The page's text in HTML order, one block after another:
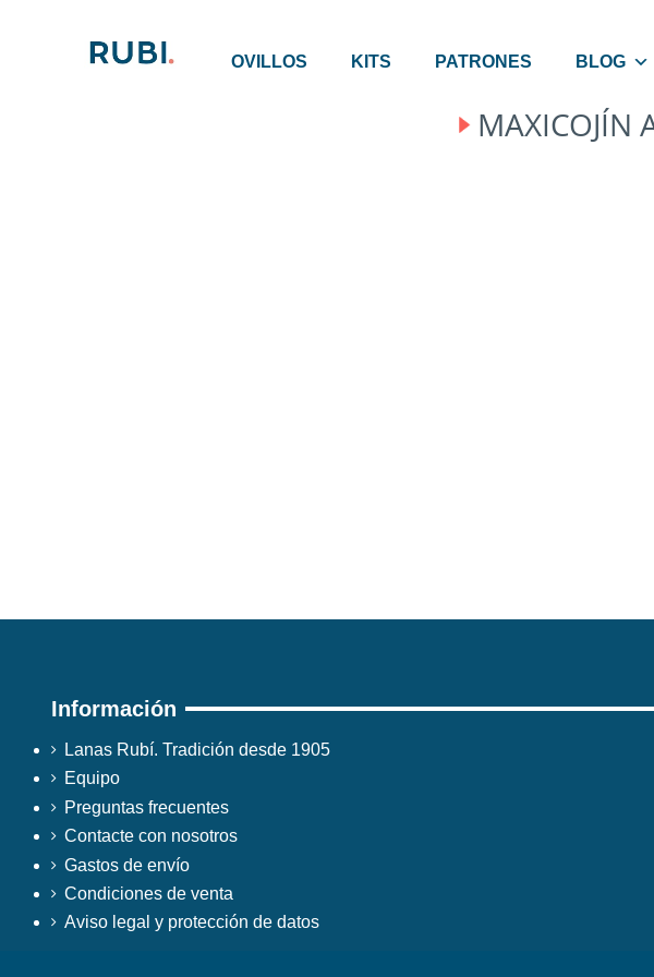
OVILLOS KITS PATRONES BLOG
MAXICOJÍN
Información
Lanas Rubí. Tradición desde 1905
Equipo
Preguntas frecuentes
Contacte con nosotros
Gastos de envío
Condiciones de venta
Aviso legal y protección de datos